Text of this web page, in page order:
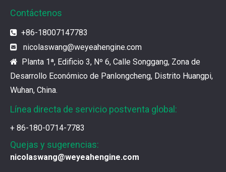
Los productos de gas de alta calidad son
¿Qué son las piezas premium de la serie 3500 de Caterpillar?
Muchos consumidores quieren encontrar
Se pueden utilizar piezas de diferentes series de
Contáctenos
 +86-18007147783
 nicolaswang@weyeahengine.com
 Planta 1ª, Edificio 3, Nº 6, Calle Songgang, Zona de
Desarrollo Económico de Panlongcheng, Distrito Huangpi,
Wuhan, China.
Línea directa de servicio postventa global:
+ 86-180-0714-7783
Quejas y sugerencias:
nicolaswang@weyeahengine.com